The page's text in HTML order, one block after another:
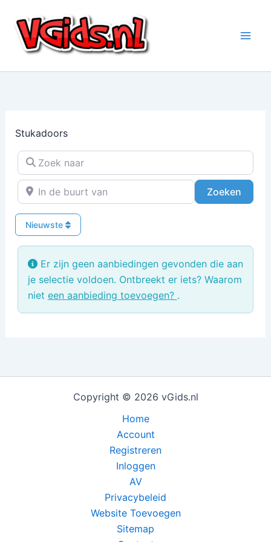
naar
inhoud
Stukadoors
Zoek naar
In de buurt van
Zoeken
Nieuwste
Er zijn geen aanbiedingen gevonden die aan
je selectie voldoen. Ontbreekt er iets? Waarom
niet een aanbieding toevoegen? .
Copyright © 2026 vGids.nl
Home
Account
Registreren
Inloggen
AV
Privacybeleid
Website Toevoegen
Sitemap